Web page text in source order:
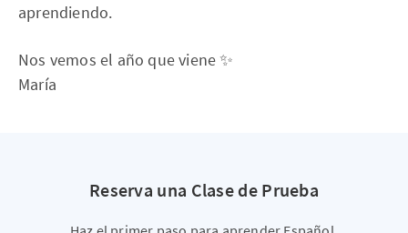
aprendiendo.
Nos vemos el año que viene ✨
María
Reserva una Clase de Prueba